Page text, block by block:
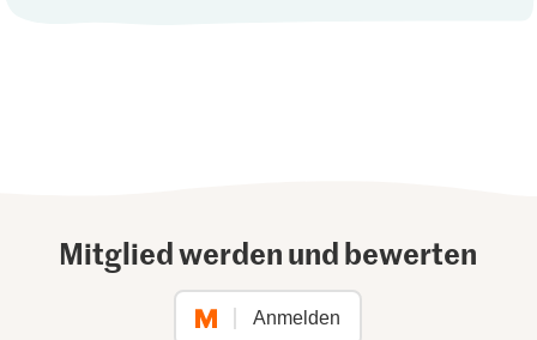
Mitglied werden und bewerten
Anmelden